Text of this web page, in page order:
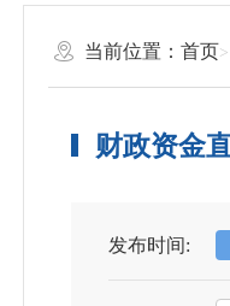
当前位置：首页
财政资金
发布时间: